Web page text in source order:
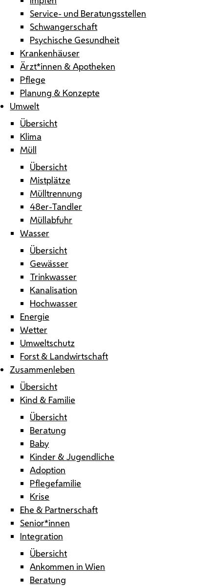
Service- und Beratungsstellen
Schwangerschaft
Psychische Gesundheit
Krankenhäuser
Ärzt*innen & Apotheken
Pflege
Planung & Konzepte
Umwelt
Übersicht
Klima
Müll
Übersicht
Mistplätze
Mülltrennung
48er-Tandler
Müllabfuhr
Wasser
Übersicht
Gewässer
Trinkwasser
Kanalisation
Hochwasser
Energie
Wetter
Umweltschutz
Forst & Landwirtschaft
Zusammenleben
Übersicht
Kind & Familie
Übersicht
Beratung
Baby
Kinder & Jugendliche
Adoption
Pflegefamilie
Krise
Ehe & Partnerschaft
Senior*innen
Integration
Übersicht
Ankommen in Wien
Beratung